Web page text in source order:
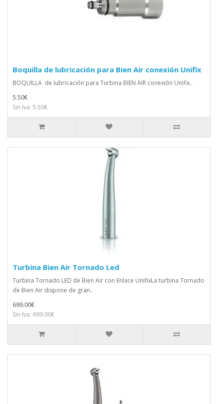
Boquilla de lubricación para Bien Air conexión Unifix
BOQUILLA de lubricación para Turbina BIEN AIR conexión Unifix..
5.50€
Sin Iva: 5.50€
Turbina Bien Air Tornado Led
Turbina Tornado LED de Bien Air con Enlace UnifixLa turbina Tornado
de Bien Air dispone de gran..
699.00€
Sin Iva: 699.00€